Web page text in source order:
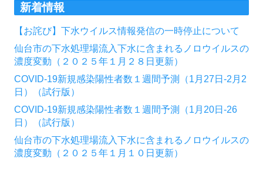
新着情報
【お詫び】下水ウイルス情報発信の一時停止について
仙台市の下水処理場流入下水に含まれるノロウイルスの
濃度変動（２０２５年１月２８日更新）
COVID-19新規感染陽性者数１週間予測（1月27日-2月2
日）（試行版）
COVID-19新規感染陽性者数１週間予測（1月20日-26
日）（試行版）
仙台市の下水処理場流入下水に含まれるノロウイルスの
濃度変動（２０２５年１月１０日更新）